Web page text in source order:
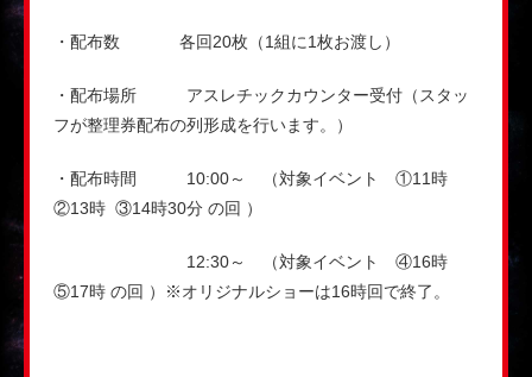
・配布数 各回20枚（1組に1枚お渡し）
・配布場所 アスレチックカウンター受付（スタッ
フが整理券配布の列形成を行います。）
・配布時間 10:00～ （対象イベント ①11時
②13時 ③14時30分 の回 ）
12:30～ （対象イベント ④16時
⑤17時 の回 ）※オリジナルショーは16時回で終了。